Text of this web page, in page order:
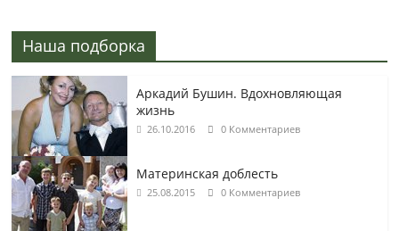
Наша подборка
Аркадий Бушин. Вдохновляющая
жизнь
26.10.2016 0 Комментариев
Материнская доблесть
25.08.2015 0 Комментариев